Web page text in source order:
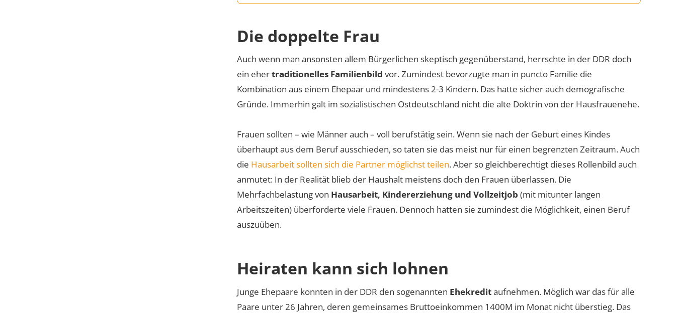
Die doppelte Frau
Auch wenn man ansonsten allem Bürgerlichen skeptisch gegenüberstand, herrschte in der DDR doch
ein ehertraditionelles Familienbild vor. Zumindest bevorzugte man in puncto Familie die
Kombination aus einem Ehepaar und mindestens 2-3 Kindern. Das hatte sicher auch demografische
Gründe. Immerhin galt im sozialistischen Ostdeutschland nicht die alte Doktrin von der Hausfrauenehe.
Frauen sollten – wie Männer auch – voll berufstätig sein. Wenn sie nach der Geburt eines Kindes
überhaupt aus dem Beruf ausschieden, so taten sie das meist nur für einen begrenzten Zeitraum. Auch
die Hausarbeit sollten sich die Partner möglichst teilen. Aber so gleichberechtigt dieses Rollenbild auch
anmutet: In der Realität blieb der Haushalt meistens doch den Frauen überlassen. Die
Mehrfachbelastung von Hausarbeit, Kindererziehung und Vollzeitjob (mit mitunter langen
Arbeitszeiten) überforderte viele Frauen. Dennoch hatten sie zumindest die Möglichkeit, einen Beruf
auszuüben.
Heiraten kann sich lohnen
Junge Ehepaare konnten in der DDR den sogenannten Ehekreditaufnehmen. Möglich war das für alle
Paare unter 26 Jahren, deren gemeinsames Bruttoeinkommen 1400M im Monat nicht überstieg. Das